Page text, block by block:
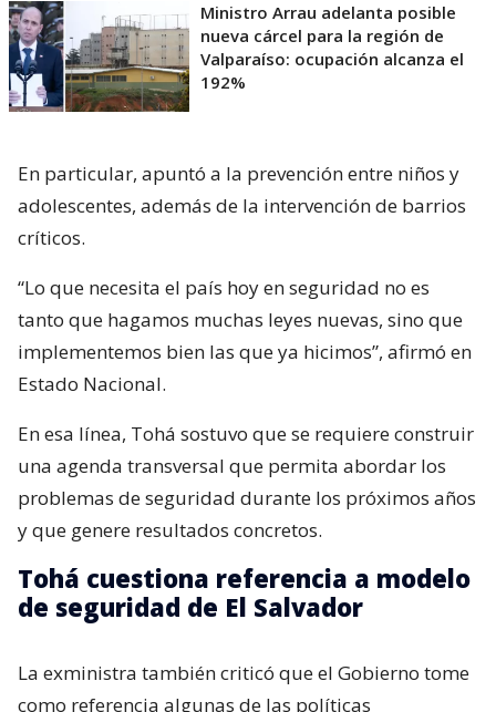
Ministro Arrau adelanta posible
nueva cárcel para la región de
Valparaíso: ocupación alcanza el
192%
En particular, apuntó a la prevención entre niños y
adolescentes, además de la intervención de barrios
críticos.
“Lo que necesita el país hoy en seguridad no es
tanto que hagamos muchas leyes nuevas, sino que
implementemos bien las que ya hicimos”, afirmó en
Estado Nacional.
En esa línea, Tohá sostuvo que se requiere construir
una agenda transversal que permita abordar los
problemas de seguridad durante los próximos años
y que genere resultados concretos.
Tohá cuestiona referencia a modelo
de seguridad de El Salvador
La exministra también criticó que el Gobierno tome
como referencia algunas de las políticas